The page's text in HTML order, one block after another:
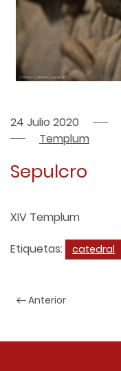
24 Julio 2020
Templum
Sepulcro
XIV Templum
Etiquetas:
catedral
Anterior